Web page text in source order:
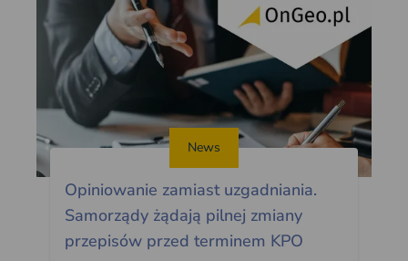
News
Opiniowanie zamiast uzgadniania.
Samorządy żądają pilnej zmiany
przepisów przed terminem KPO